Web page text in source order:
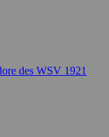
des WSV 1921